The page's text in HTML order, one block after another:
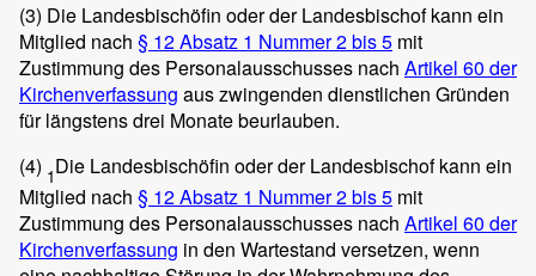
(3) Die Landesbischöfin oder der Landesbischof kann ein
Mitglied nach § 12 Absatz 1 Nummer 2 bis 5 mit
Zustimmung des Personalausschusses nach Artikel 60 der
Kirchenverfassung aus zwingenden dienstlichen Gründen
für längstens drei Monate beurlauben.
(4) 1Die Landesbischöfin oder der Landesbischof kann ein
Mitglied nach § 12 Absatz 1 Nummer 2 bis 5 mit
Zustimmung des Personalausschusses nach Artikel 60 der
Kirchenverfassung in den Wartestand versetzen, wenn